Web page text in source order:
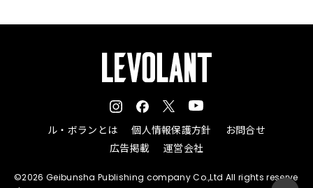
ル・ボランとは 個人情報保護方針
お問合せ
広告掲載
運営会社
©2026 Geibunsha Publishing company Co.,Ltd All rights reserve